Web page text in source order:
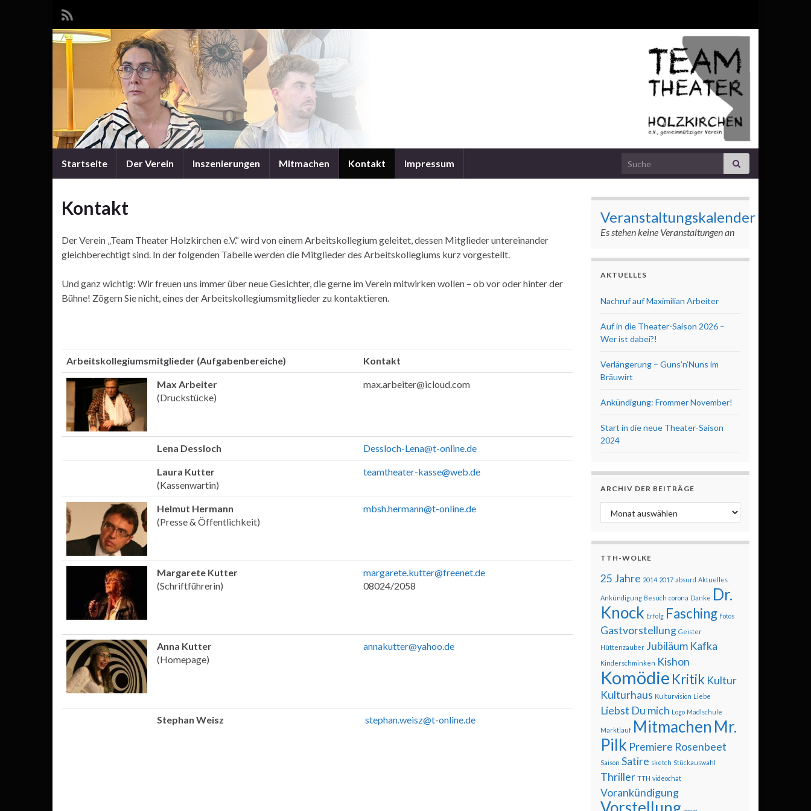
Startseite Der Verein Inszenierungen Mitmachen Kontakt Impressum Search for:
Kontakt
Der Verein „Team Theater Holzkirchen e.V.“ wird von einem Arbeitskollegium geleitet, dessen Mitglieder untereinander
gleichberechtigt sind. In der folgenden Tabelle werden die Mitglieder des Arbeitskollegiums kurz vorgestellt.
Und ganz wichtig: Wir freuen uns immer über neue Gesichter, die gerne im Verein mitwirken wollen – ob vor oder hinter der
Bühne! Zögern Sie nicht, eines der Arbeitskollegiumsmitglieder zu kontaktieren.
Arbeitskollegiumsmitglieder (Aufgabenbereiche) Kontakt
Max Arbeiter
(Druckstücke)
max.arbeiter@icloud.com
Lena Dessloch Dessloch-Lena@t-online.de
Laura Kutter
(Kassenwartin)
teamtheater-kasse@web.de
Helmut Hermann
(Presse & Öffentlichkeit)
mbsh.hermann@t-online.de
Margarete Kutter
(Schriftführerin)
margarete.kutter@freenet.de
08024/2058
Anna Kutter
(Homepage)
annakutter@yahoo.de
Stephan Weisz stephan.weisz@t-online.de
Veranstaltungskalender
Es stehen keine Veranstaltungen an
AKTUELLES
Nachruf auf Maximilian Arbeiter
Auf in die Theater-Saison 2026 –
Wer ist dabei?!
Verlängerung – Guns’n’Nuns im
Bräuwirt
Ankündigung: Frommer November!
Start in die neue Theater-Saison
2024
ARCHIV DER BEITRÄGE
Archiv der Beiträge
TTH-WOLKE
25 Jahre 2014 2017 absurd Aktuelles
Ankündigung Besuch corona Danke Dr.
Knock Erfolg Fasching Fotos
Gastvorstellung Geister
Hüttenzauber Jubiläum Kafka
Kinderschminken Kishon
Komödie Kritik Kultur
Kulturhaus Kulturvision Liebe
Liebst Du mich Logo Madlschule
Marktlauf Mitmachen Mr.
Pilk Premiere Rosenbeet
Saison Satire sketch Stückauswahl
Thriller TTH videochat
Vorankündigung